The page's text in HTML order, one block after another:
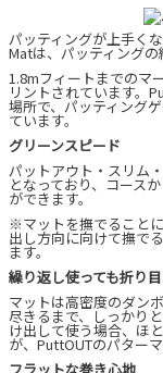
パッティングが上手く
Matは、パッティング
1.8mフィートまでのマ
リントされています。
場所で、パッティング
ています。
グリーンスピード
パットアウト・スリム
となっており、コース
ができます。
※マットを撫でること
出し方向に向けて撫で
ます。
繰り返し使っても折り
マットは高密度のダン
尽きるまで、しっかり
け出して使う場合、ほ
が、PuttOUTのパター